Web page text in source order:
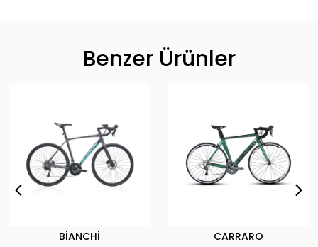
Benzer Ürünler
BİANCHİ CARRARO